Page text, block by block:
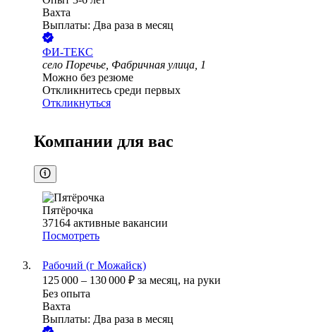
Вахта
Выплаты: Два раза в месяц
ФИ-ТЕКС
село Поречье, Фабричная улица, 1
Можно без резюме
Откликнитесь среди первых
Откликнуться
Компании для вас
Пятёрочка
37164 активные вакансии
Посмотреть
Рабочий (г Можайск)
125 000 – 130 000 ₽ за месяц, на руки
Без опыта
Вахта
Выплаты: Два раза в месяц